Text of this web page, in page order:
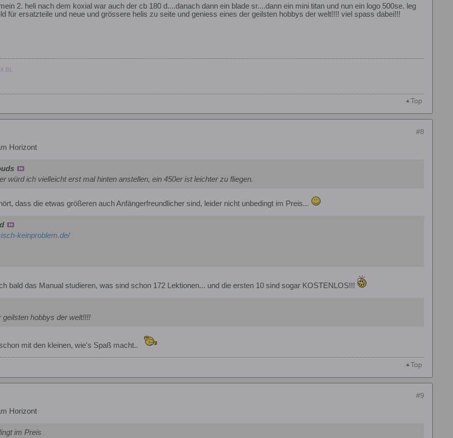
2. heli nach dem koxial war auch der cb 180 d....danach dann ein blade sr....dann ein mini titan und nun ein logo 500se. leg
für ersatzteile und neue und grössere helis zu seite und geniess eines der geilsten hobbys der welt!!!! viel spass dabei!!!
BL
Top
#8
Horizont
würd ich vielleicht erst mal hinten anstellen, ein 450er ist leichter zu fliegen.
dass die etwas größeren auch Anfängerfreundlicher sind, leider nicht unbedingt im Preis...
keinproblem.de/
bald das Manual studieren, was sind schon 172 Lektionen... und die ersten 10 sind sogar KOSTENLOS!!!
geilsten hobbys der welt!!!!
mit den kleinen, wie's Spaß macht..
Top
#9
Horizont
im Preis